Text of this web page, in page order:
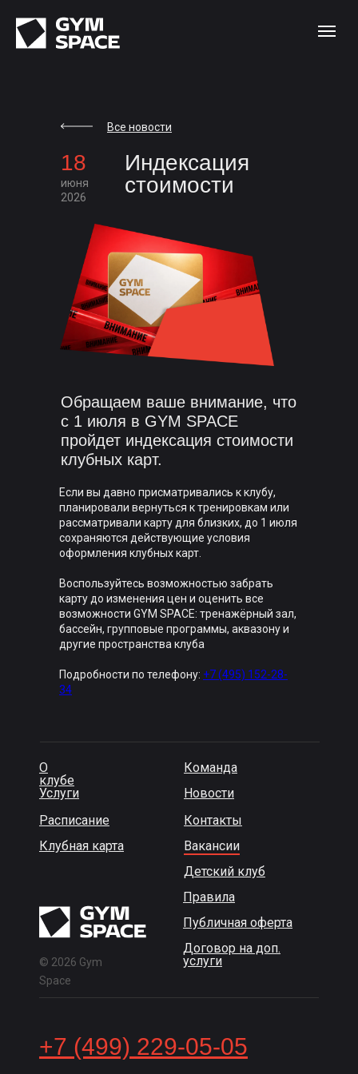
Все новости
18
июня
2026
Индексация
стоимости
Обращаем ваше внимание, что
с 1 июля в GYM SPACE
пройдет индексация стоимости
клубных карт.
Если вы давно присматривались к клубу,
планировали вернуться к тренировкам или
рассматривали карту для близких, до 1 июля
сохраняются действующие условия
оформления клубных карт.
Воспользуйтесь возможностью забрать
карту до изменения цен и оценить все
возможности GYM SPACE: тренажёрный зал,
бассейн, групповые программы, аквазону и
другие пространства клуба
Подробности по телефону: +7 (495) 152-28-
34
© 2026 Gym
Space
+7 (499) 229-05-05
Правила
Договор на доп.
услуги
Публичная оферта
О
клубе
Услуги
Расписание
Клубная карта
Команда
Новости
Контакты
Вакансии
Детский клуб